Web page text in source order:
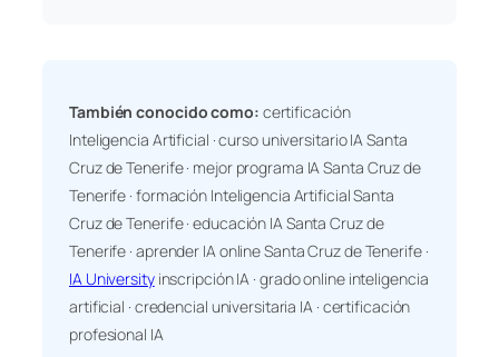
También conocido como: certificación
Inteligencia Artificial · curso universitario IA Santa
Cruz de Tenerife · mejor programa IA Santa Cruz de
Tenerife · formación Inteligencia Artificial Santa
Cruz de Tenerife · educación IA Santa Cruz de
Tenerife · aprender IA online Santa Cruz de Tenerife ·
IA Universityinscripción IA · grado online inteligencia
artificial · credencial universitaria IA · certificación
profesional IA